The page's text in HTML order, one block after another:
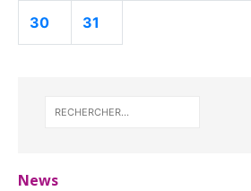
30 31
News